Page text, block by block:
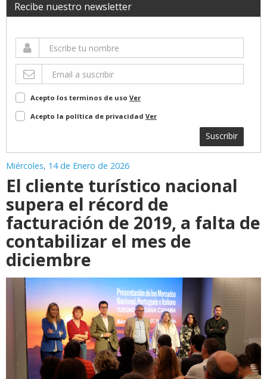
Recibe nuestro newsletter
Acepto los terminos de uso Ver
Acepto la política de privacidad Ver
Suscribir
Miércoles, 14 de Enero de 2026
El cliente turístico nacional
supera el récord de
facturación de 2019, a falta de
contabilizar el mes de
diciembre